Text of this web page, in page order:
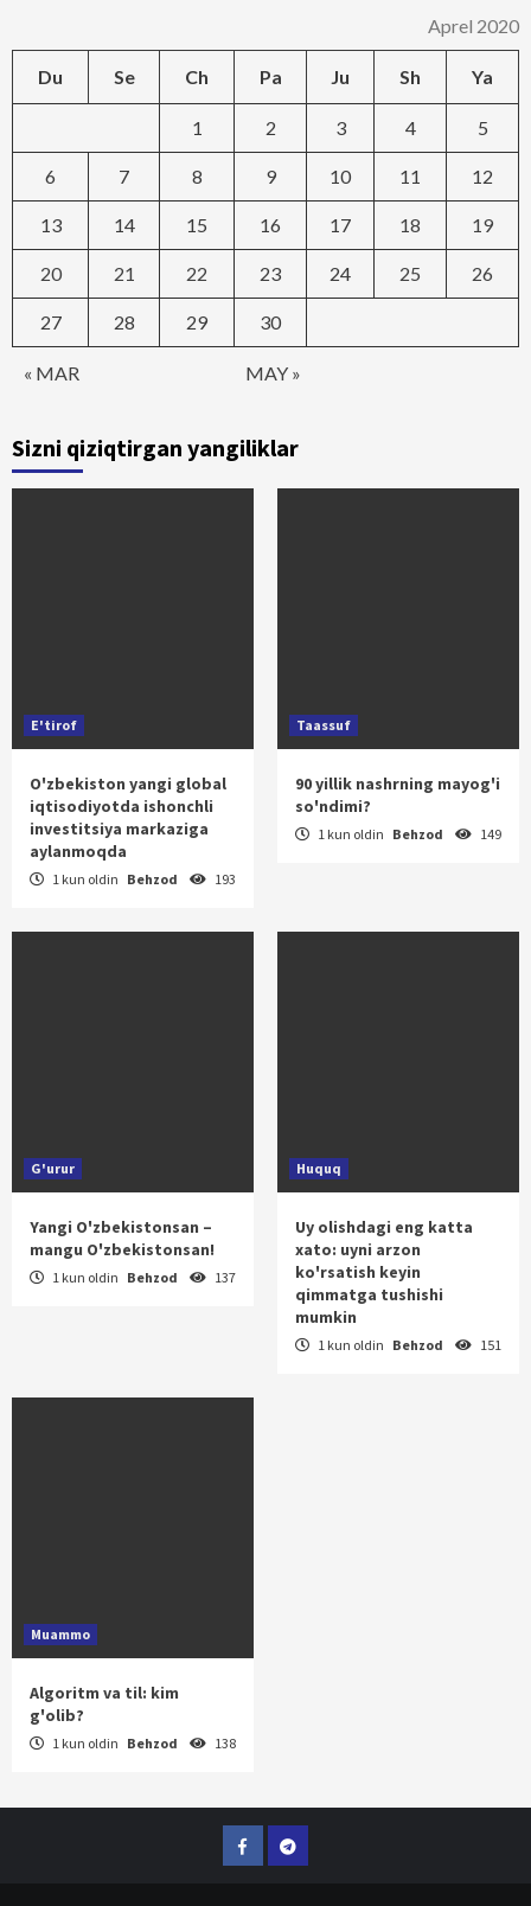
Aprel 2020
Du Se Ch Pa Ju Sh Ya
« MAR MAY »
1 2 3 4 5
6 7 8 9 10 11 12
13 14 15 16 17 18 19
20 21 22 23 24 25 26
27 28 29 30
Sizni qiziqtirgan yangiliklar
E'tirof
O'zbekiston yangi global
iqtisodiyotda ishonchli
investitsiya markaziga
aylanmoqda
1 kun oldin Behzod 193
Taassuf
90 yillik nashrning mayog'i
so'ndimi?
1 kun oldin Behzod 149
G'urur
Yangi O'zbekistonsan –
mangu O'zbekistonsan!
1 kun oldin Behzod 137
Huquq
Uy olishdagi eng katta
xato: uyni arzon
ko'rsatish keyin
qimmatga tushishi
mumkin
1 kun oldin Behzod 151
Muammo
Algoritm va til: kim
g'olib?
1 kun oldin Behzod 138
FacebookTelegram